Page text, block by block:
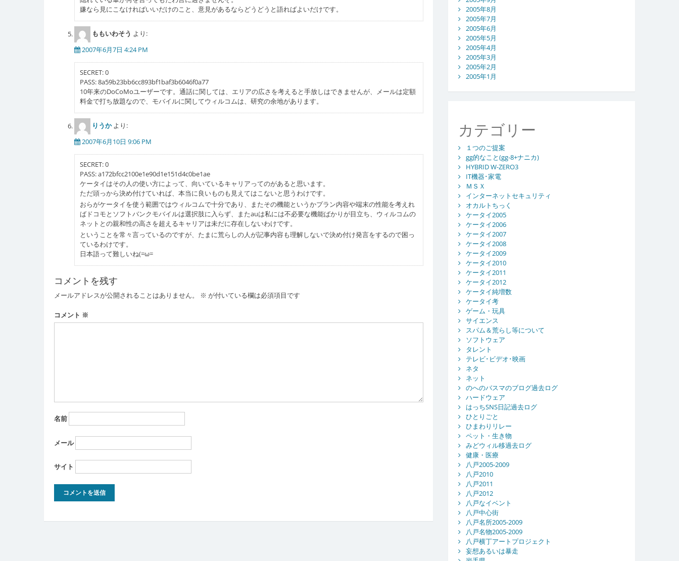
嫌なら見にこなければいいだけのこと、意見があるならどうどうと語ればよいだけです。
ももいわそう より:
2007年6月7日 4:24 PM
SECRET: 0
PASS: 8a59b23bb6cc893bf1baf3b6046f0a77
10年来のDoCoMoユーザーです。通話に関しては、エリアの広さを考えると手放しはできませんが、メールは定額
料金で打ち放題なので、モバイルに関してウィルコムは、研究の余地があります。
りうか より:
2007年6月10日 9:06 PM
SECRET: 0
PASS: a172bfcc2100e1e90d1e151d4c0be1ae
ケータイはその人の使い方によって、向いているキャリアってのがあると思います。
ただ頭っから決め付けていれば、本当に良いものも見えてはこないと思うわけです。
おらがケータイを使う範囲ではウィルコムで十分であり、またその機能というかプラン内容や端末の性能を考えれ
ばドコモとソフトバンクモバイルは選択肢に入らず、またauは私には不必要な機能ばかりが目立ち、ウィルコムの
ネットとの親和性の高さを超えるキャリアは未だに存在しないわけです。
ということを常々言っているのですが、たまに荒らしの人が記事内容も理解しないで決め付け発言をするので困っ
ているわけです。
日本語って難しいね(=ω=
コメントを残す
メールアドレスが公開されることはありません。 ※ が付いている欄は必須項目です
コメント ※
名前
メール
サイト
2005年8月
2005年7月
2005年6月
2005年5月
2005年4月
2005年3月
2005年2月
2005年1月
カテゴリー
１つのご提案
gg的なこと(gg-8+ナニカ)
HYBRID W-ZERO3
IT機器･家電
ＭＳＸ
インターネットセキュリティ
オカルトちっく
ケータイ2005
ケータイ2006
ケータイ2007
ケータイ2008
ケータイ2009
ケータイ2010
ケータイ2011
ケータイ2012
ケータイ純増数
ケータイ考
ゲーム・玩具
サイエンス
スパム＆荒らし等について
ソフトウェア
タレント
テレビ･ビデオ･映画
ネタ
ネット
のへのバスマのブログ過去ログ
ハードウェア
はっちSNS日記過去ログ
ひとりごと
ひまわりリレー
ペット・生き物
みどウィル移過去ログ
健康・医療
八戸2005-2009
八戸2010
八戸2011
八戸2012
八戸なイベント
八戸中心街
八戸名所2005-2009
八戸名物2005-2009
八戸横丁アートプロジェクト
妄想あるいは暴走